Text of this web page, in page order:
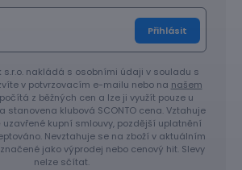
Přihlásit
s.r.o. nakládá s osobními údaji v souladu s
v potvrzovacím e-mailu nebo na našem
z běžných cen a lze ji využít pouze u
stanovena klubová SCONTO cena. Vztahuje
uzavřené kupní smlouvy, pozdější uplatnění
Nevztahuje se na zboží v aktuálním
jako výprodej nebo cenový hit. Slevy
nelze sčítat.